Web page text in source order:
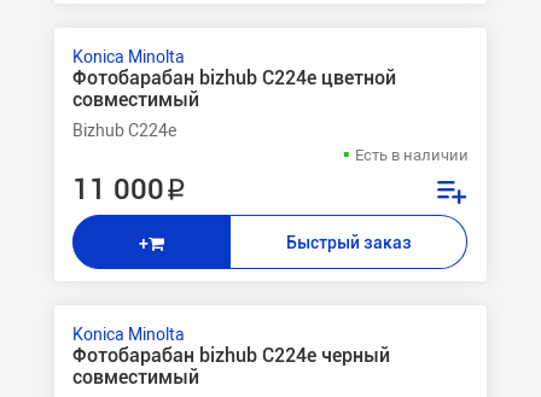
Konica Minolta
Фотобарабан bizhub C224e цветной
совместимый
Bizhub C224e
Есть в наличии
11 000 ₽
+ Быстрый заказ
Konica Minolta
Фотобарабан bizhub C224e черный
совместимый